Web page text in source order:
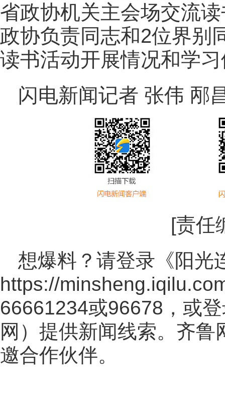
省政协机关主会场交流
政协负责同志和2位界别
读书活动开展情况和学
闪电新闻记者 张伟 邴
[责任
想爆料？请登录《阳光
https://
66661234或96678，或
网 ）提供新闻线索。齐鲁
邀合作伙伴。